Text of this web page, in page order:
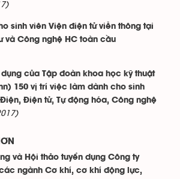
sinh viên Viện điện tử viễn thông tại
và Công nghệ HC toàn cầu
dụng của Tập đoàn khoa học kỹ thuật
150 vị trí việc làm dành cho sinh
Điện tử, Tự động hóa, Công nghệ
và Hội thảo tuyển dụng Công ty
các ngành Cơ khí, cơ khí động lực,